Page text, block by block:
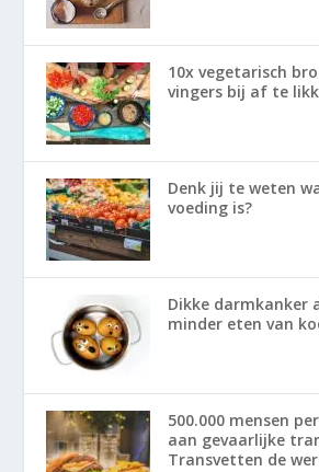
10x vegetarisch
vingers bij af te
Denk jij te weten
voeding is?
Dikke darmkanker
minder eten van
500.000 mensen
aan gevaarlijke
Transvetten de